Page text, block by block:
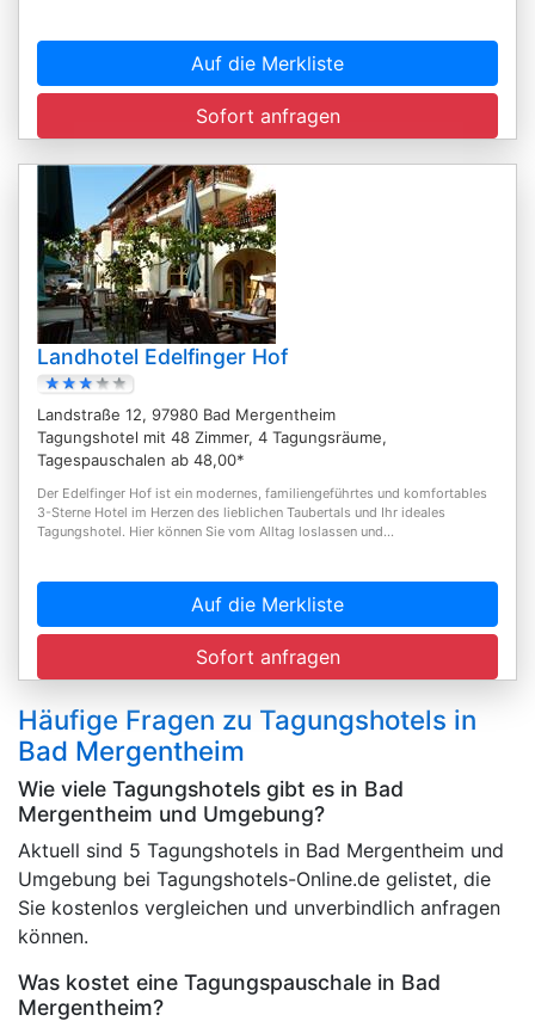
Auf die Merkliste
Sofort anfragen
Landhotel Edelfinger Hof
Landstraße 12, 97980 Bad Mergentheim
Tagungshotel mit 48 Zimmer, 4 Tagungsräume,
Tagespauschalen ab 48,00*
Der Edelfinger Hof ist ein modernes, familiengeführtes und komfortables
3-Sterne Hotel im Herzen des lieblichen Taubertals und Ihr ideales
Tagungshotel. Hier können Sie vom Alltag loslassen und...
Auf die Merkliste
Sofort anfragen
Häufige Fragen zu Tagungshotels in
Bad Mergentheim
Wie viele Tagungshotels gibt es in Bad
Mergentheim und Umgebung?
Aktuell sind 5 Tagungshotels in Bad Mergentheim und
Umgebung bei Tagungshotels-Online.de gelistet, die
Sie kostenlos vergleichen und unverbindlich anfragen
können.
Was kostet eine Tagungspauschale in Bad
Mergentheim?